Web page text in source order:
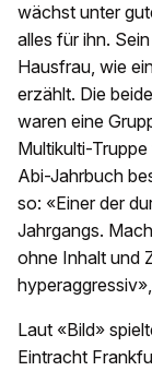
wächst unter
alles für ihn.
Hausfrau, wie
erzählt. Die
waren eine
Multikulti-
Abi-Jahrbuch
so: «Einer der
Jahrgangs.
ohne Inhalt und
Laut «Bild»
Eintracht